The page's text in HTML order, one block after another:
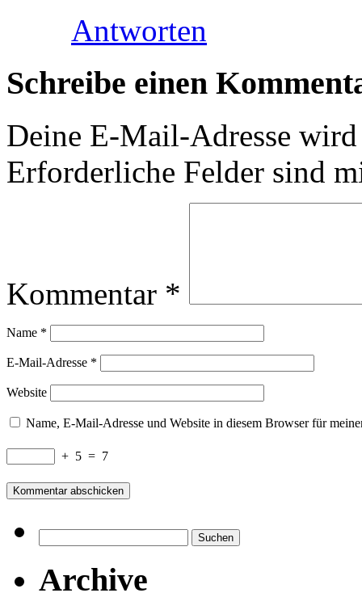
Antworten
Schreibe einen
Deine E-Mail-Adresse
Erforderliche Felder sind
Kommentar *
Name *
E-Mail-Adresse *
Website
Name, E-Mail-Adresse und Website in diesem Browser für
+ 5 = 7
nach:
Archive